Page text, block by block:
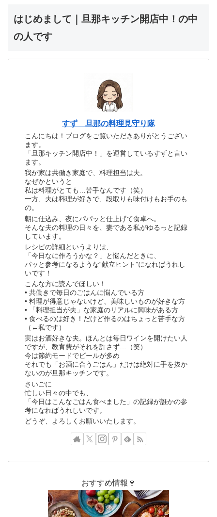
はじめまして｜旦那キッチン開店中！の中
の人です
すず 旦那の料理見守り隊
こんにちは！ブログをご覧いただきありがとうござい
ます。
「旦那キッチン開店中！」を運営しているすずと言い
ます。
我が家は共働き家庭で、料理担当は夫。
なぜかというと
私は料理がとても…苦手なんです（笑）
一方、夫は料理が好きで、段取りも味付けもお手のも
の。
朝に仕込み、夜にパパッと仕上げて食卓へ。
そんな夫の料理の日々を、妻である私がゆるっと記録
しています。
レシピの詳細というよりは、
「今日なに作ろうかな？」と悩んだときに、
パッと参考になるような“献立ヒント”になればうれし
いです！
こんな方に読んでほしい！
• 共働きで毎日のごはんに悩んでいる方
• 料理が得意じゃないけど、美味しいものが好きな方
• 「料理担当が夫」な家庭のリアルに興味がある方
• 食べるのは好き！だけど作るのはちょっと苦手な方
（←私です）
実はお酒好きな夫。ほんとは毎日ワインを開けたい人
ですが、教育費がそれを許さず…（笑）
今は節約モードでビールが多め
それでも「お酒に合うごはん」だけは絶対に手を抜か
ないのが旦那キッチンです。
さいごに
忙しい日々の中でも、
「今日はこんなごはん食べました」の記録が誰かの参
考になればうれしいです。
どうぞ、よろしくお願いいたします。
おすすめ情報🍷